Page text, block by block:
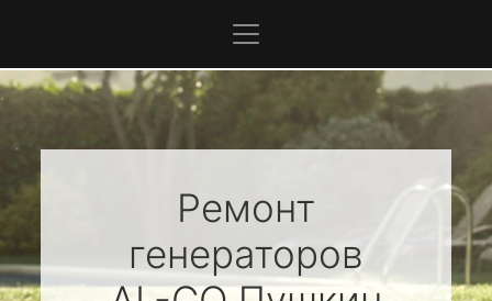
Ремонт
генераторов